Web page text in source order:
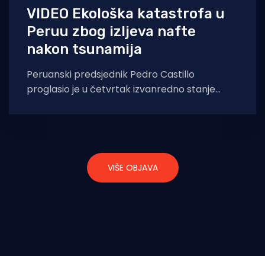
VIDEO Ekološka katastrofa u
Peruu zbog izljeva nafte
nakon tsunamija
Peruanski predsjednik Pedro Castillo
proglasio je u četvrtak izvanredno stanje
obuzdati veliko izlijevanje
VIŠE OBJAVA